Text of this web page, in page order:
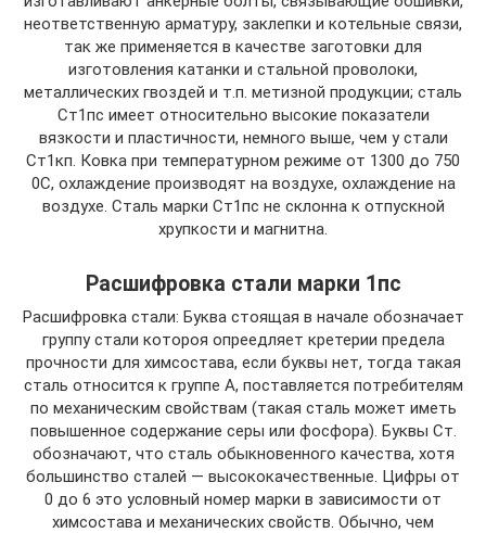
неответственную арматуру, заклепки и котельные связи,
так же применяется в качестве заготовки для
изготовления катанки и стальной проволоки,
металлических гвоздей и т.п. метизной продукции; сталь
Ст1пс имеет относительно высокие показатели
вязкости и пластичности, немного выше, чем у стали
Ст1кп. Ковка при температурном режиме от 1300 до 750
0С, охлаждение производят на воздухе, охлаждение на
воздухе. Сталь марки Ст1пс не склонна к отпускной
хрупкости и магнитна.
Расшифровка стали марки 1пс
Расшифровка стали: Буква стоящая в начале обозначает
группу стали котороя опреедляет кретерии предела
прочности для химсостава, если буквы нет, тогда такая
сталь относится к группе А, поставляется потребителям
по механическим свойствам (такая сталь может иметь
повышенное содержание серы или фосфора). Буквы Ст.
обозначают, что сталь обыкновенного качества, хотя
большинство сталей — высококачественные. Цифры от
0 до 6 это условный номер марки в зависимости от
химсостава и механических свойств. Обычно, чем